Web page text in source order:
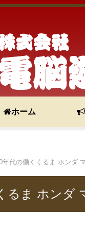
ホーム
年代の働くくるま ホンダ
るま ホンダ